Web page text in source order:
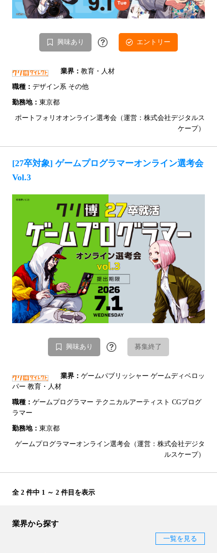
興味あり エントリー
業界： 教育・人材
職種： デザイン系 その他
勤務地： 東京都
ポートフォリオオンライン選考会（運営：株式会社デジタルス
ケープ）
[27卒対象] ゲームプログラマーオンライン選考会
Vol.3
興味あり 募集終了
業界： ゲームパブリッシャー ゲームディベロッ
パー 教育・人材
職種： ゲームプログラマー テクニカルアーティスト CGプログ
ラマー
勤務地： 東京都
ゲームプログラマーオンライン選考会（運営：株式会社デジタ
ルスケープ）
全 2 件中 1 ～ 2 件目を表示
業界から探す
一覧を見る